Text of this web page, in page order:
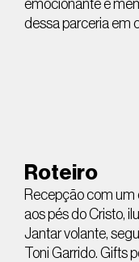
emocionante e
dessa parceria em
Roteiro
Recepção com
aos pés do Cristo,
Jantar volante,
Toni Garrido. Gifts